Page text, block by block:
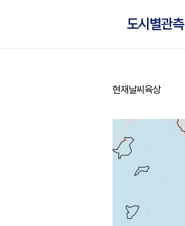
도시별관측
홈
현재날씨 육상